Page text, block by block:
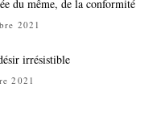
du même, de la conformité
2021
irrésistible
2021